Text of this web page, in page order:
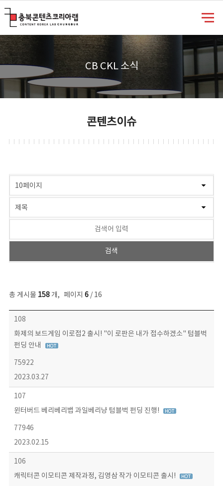
CB CKL 소식
콘텐츠이슈
총 게시물 158개, 페이지 6/ 16
콘텐츠이슈 목록 - 번호, 제목, 작성자, 파일, 조회수, 작성일 정보 제공
108
화제의 보드게임 이로접2 출시! "이 로판은 내가 접수하겠소" 텀블벅
펀딩 안내
75922
2023.03.27
107
윈터버드 베리베리뱁 과일베리냥 텀블벅 펀딩 진행!
77946
2023.02.15
106
캐릭터콘 이모티콘 제작과정, 김영삼 작가 이모티콘 출시!